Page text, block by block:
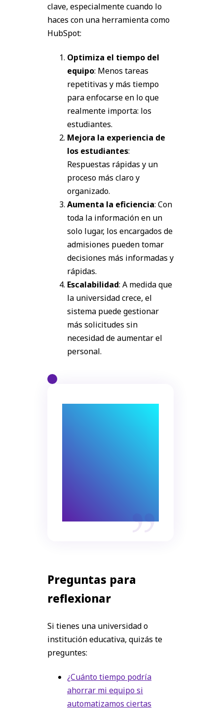
clave, especialmente cuando lo
haces con una herramienta como
HubSpot:
Optimiza el tiempo del
equipo: Menos tareas
repetitivas y más tiempo
para enfocarse en lo que
realmente importa: los
estudiantes.
Mejora la experiencia de
los estudiantes:
Respuestas rápidas y un
proceso más claro y
organizado.
Aumenta la eficiencia: Con
toda la información en un
solo lugar, los encargados de
admisiones pueden tomar
decisiones más informadas y
rápidas.
Escalabilidad: A medida que
la universidad crece, el
sistema puede gestionar
más solicitudes sin
necesidad de aumentar el
personal.
Preguntas para
reflexionar
Si tienes una universidad o
institución educativa, quizás te
preguntes:
¿Cuánto tiempo podría
ahorrar mi equipo si
automatizamos ciertas